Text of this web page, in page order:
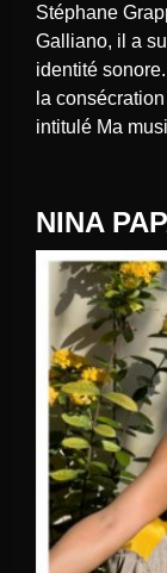
Stéphane
Galliano, il a
identité
la
intitulé Ma
NINA